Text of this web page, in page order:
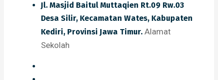
Jl. Masjid Baitul Muttaqien Rt.09 Rw.03
Desa Silir, Kecamatan Wates, Kabupaten
Kediri, Provinsi Jawa Timur. Alamat
Sekolah